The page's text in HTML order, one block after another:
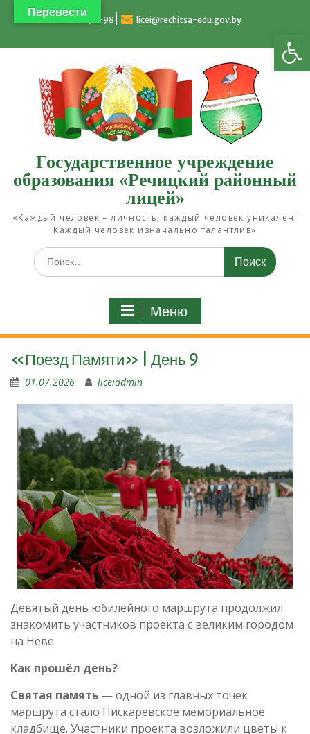
Открыть панель инструментов
Перейти
4-93-98 licei@rechitsa-edu.gov.by
Государственное учреждение
образования «Речицкий районный
лицей»
«Каждый человек – личность, каждый человек уникален!
Каждый человек изначально талантлив»
Искать:
Меню
«Поезд Памяти» | День 9
01.07.2026 liceiadmin
Девятый день юбилейного маршрута продолжил
знакомить участников проекта с великим городом
на Неве.
Как прошёл день?
Святая память — одной из главных точек
маршрута стало Пискаревское мемориальное
кладбище. Участники проекта возложили цветы к
Перевести